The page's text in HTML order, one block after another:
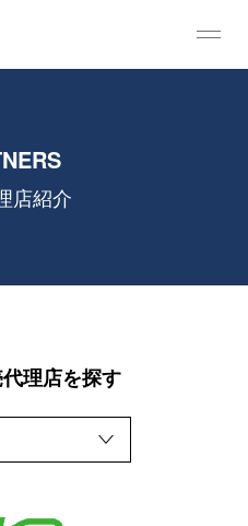
店紹介
理店を探す